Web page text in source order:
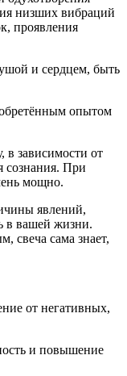
низших вибраций
проявления
и сердцем, быть
опытом
в зависимости от
сознания. При
мощно.
явлений,
в вашей жизни.
свеча сама знает,
от негативных,
и повышение